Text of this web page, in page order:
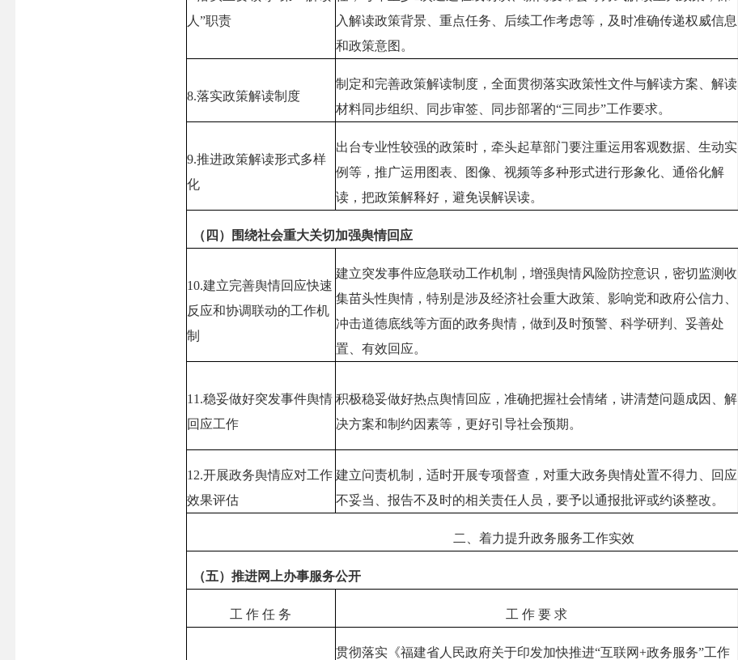
人”职责
入解读政策背景、重点任务、后续工作考虑等，及时准确传递权威信息
和政策意图。
8.落实政策解读制度
制定和完善政策解读制度，全面贯彻落实政策性文件与解读方案、解读
材料同步组织、同步审签、同步部署的“三同步”工作要求。
9.推进政策解读形式多样
化
出台专业性较强的政策时，牵头起草部门要注重运用客观数据、生动实
例等，推广运用图表、图像、视频等多种形式进行形象化、通俗化解
读，把政策解释好，避免误解误读。
（四）围绕社会重大关切加强舆情回应
10.建立完善舆情回应快速
反应和协调联动的工作机
制
建立突发事件应急联动工作机制，增强舆情风险防控意识，密切监测收
集苗头性舆情，特别是涉及经济社会重大政策、影响党和政府公信力、
冲击道德底线等方面的政务舆情，做到及时预警、科学研判、妥善处
置、有效回应。
11.稳妥做好突发事件舆情
回应工作
积极稳妥做好热点舆情回应，准确把握社会情绪，讲清楚问题成因、解
决方案和制约因素等，更好引导社会预期。
12.开展政务舆情应对工作
效果评估
建立问责机制，适时开展专项督查，对重大政务舆情处置不得力、回应
不妥当、报告不及时的相关责任人员，要予以通报批评或约谈整改。
二、着力提升政务服务工作实效
（五）推进网上办事服务公开
工 作 任 务 工 作 要 求
贯彻落实《福建省人民政府关于印发加快推进“互联网+政务服务”工作